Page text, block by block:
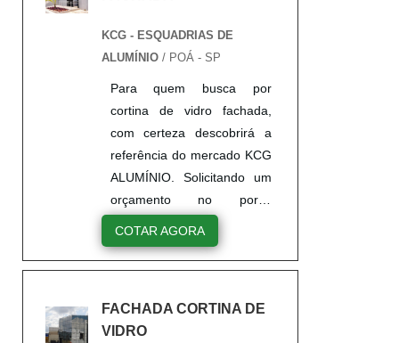
KCG - ESQUADRIAS DE
ALUMÍNIO / POÁ - SP
Para quem busca por
cortina de vidro fachada,
com certeza descobrirá a
referência do mercado KCG
ALUMÍNIO. Solicitando um
orçamento no portal
Soluções Industriais e
encontrando a líder do
VIDRO FACHADAQuem
precisa de cortina de vidro
COTAR AGORA
FACHADA CORTINA DE
VIDRO